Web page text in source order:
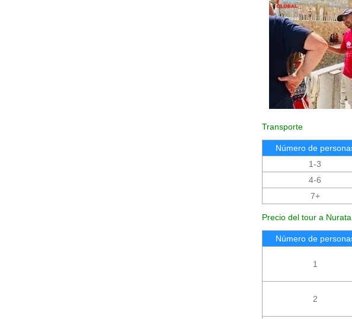
Transporte
Número de
1-3
4-6
7+
Precio del tour a Nurata
Número de
1
2